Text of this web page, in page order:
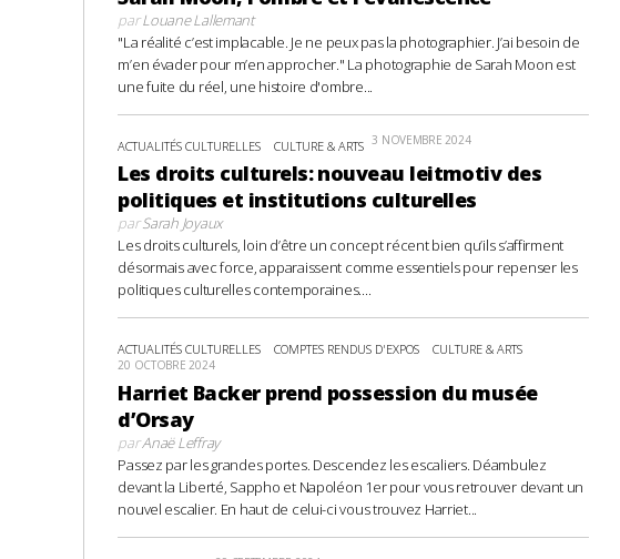
parLouane Lallemant
"La réalité c’est implacable. Je ne peux pas la photographier. J’ai besoin de
m’en évader pour m’en approcher." La photographie de Sarah Moon est
une fuite du réel, une histoire d'ombre...
ACTUALITÉS CULTURELLES CULTURE & ARTS 3 NOVEMBRE 2024
Les droits culturels: nouveau leitmotiv des
politiques et institutions culturelles
parSarah Joyaux
Les droits culturels, loin d’être un concept récent bien qu’ils s’affirment
désormais avec force, apparaissent comme essentiels pour repenser les
politiques culturelles contemporaines....
ACTUALITÉS CULTURELLES COMPTES RENDUS D'EXPOS CULTURE & ARTS
20 OCTOBRE 2024
Harriet Backer prend possession du musée
d’Orsay
parAnaë Leffray
Passez par les grandes portes. Descendez les escaliers. Déambulez
devant la Liberté, Sappho et Napoléon 1er pour vous retrouver devant un
nouvel escalier. En haut de celui-ci vous trouvez Harriet...